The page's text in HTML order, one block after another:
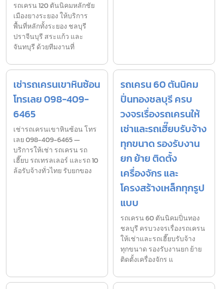
รถเครน 120 ตันนิคมหลักชัย
เมืองยางระยอง ให้บริการ
พื้นที่หลักทั้งระยอง ชลบุรี
ปราจีนบุรี สระแก้ว และ
จันทบุรี ด้วยทีมงานที่
เช่ารถเครนเขาหินซ้อน
โทรเลย 098-409-
6465
เช่ารถเครนเขาหินซ้อน โทร
เลย 098-409-6465 —
บริการให้เช่า รถเครน รถ
เฮี๊ยบ รถเทรลเลอร์ และรถ 10
ล้อรับจ้างทั่วไทย รับยกของ
รถเครน 60 ตันนิคม
ปิ่นทองชลบุรี ครบ
วงจรเรื่องรถเครนให้
เช่าและรถเฮี๊ยบรับจ้าง
ทุกขนาด รองรับงาน
ยก ย้าย ติดตั้ง
เครื่องจักร และ
โครงสร้างเหล็กทุกรูป
แบบ
รถเครน 60 ตันนิคมปิ่นทอง
ชลบุรี ครบวงจรเรื่องรถเครน
ให้เช่าและรถเฮี๊ยบรับจ้าง
ทุกขนาด รองรับงานยก ย้าย
ติดตั้งเครื่องจักร แ